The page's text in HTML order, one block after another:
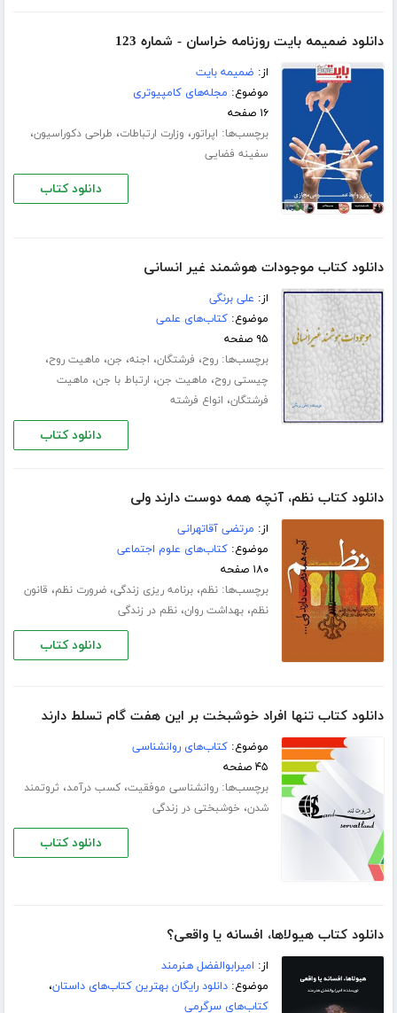
دانلود ضمیمه بایت روزنامه خراسان - شماره 123
از: ضمیمه بایت
موضوع: مجله‌های کامپیوتری
۱۶ صفحه
برچسب‌ها: اپراتور، وزارت ارتباطات، طراحی دکوراسیون،
سفینه فضایی
دانلود کتاب
دانلود کتاب موجودات هوشمند غیر انسانی
از: علی برنگی
موضوع:کتاب‌های علمی
۹۵ صفحه
برچسب‌ها:روح، فرشتگان، اجنه، جن، ماهیت روح،
چیستی روح، ماهیت جن، ارتباط با جن، ماهیت
فرشتگان، انواع فرشته
دانلود کتاب
دانلود کتاب نظم، آنچه همه دوست دارند ولی
از: مرتضی آقاتهرانی
موضوع:کتاب‌های علوم اجتماعی
۱۸۰ صفحه
برچسب‌ها:نظم،برنامه ریزی زندگی،ضرورت نظم، قانون
نظم،بهداشت روان،نظم در زندگی
دانلود کتاب
دانلود کتاب تنها افراد خوشبخت بر این هفت گام تسلط دارند
موضوع:کتاب‌های روانشناسی
۴۵ صفحه
برچسب‌ها:روانشناسی موفقیت،کسب درآمد، ثروتمند
شدن، خوشبختی در زندگی
دانلود کتاب
دانلود کتاب هیولاها، افسانه یا واقعی؟
از: امیرابوالفضل هنرمند
موضوع:دانلود رایگان بهترین کتاب‌های داستان،
کتاب‌های سرگرمی